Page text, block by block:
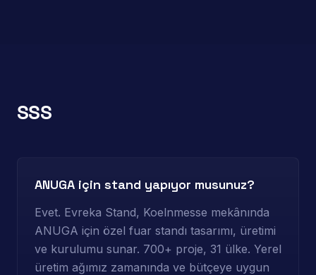
SSS
ANUGA için stand yapıyor musunuz?
Evet. Evreka Stand, Koelnmesse mekânında
ANUGA için özel fuar standı tasarımı, üretimi
ve kurulumu sunar. 700+ proje, 31 ülke. Yerel
üretim ağımız zamanında ve bütçeye uygun